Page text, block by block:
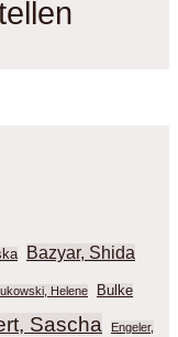
Bazyar, Shida
Helene Bulke
Sascha Engeler,